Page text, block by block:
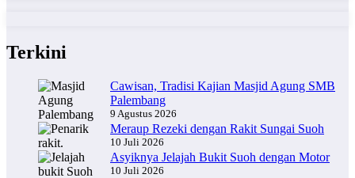
Terkini
Cawisan, Tradisi Kajian Masjid Agung SMB
Palembang
9 Agustus 2026
Meraup Rezeki dengan Rakit Sungai Suoh
10 Juli 2026
Asyiknya Jelajah Bukit Suoh dengan Motor
10 Juli 2026